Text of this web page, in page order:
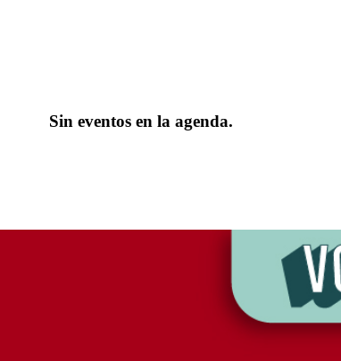
Sin eventos en la agenda.